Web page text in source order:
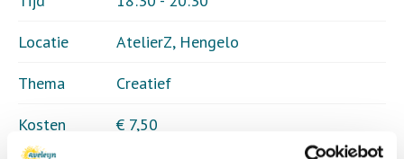
Locatie
AtelierZ, Hengelo
Thema
Creatief
Kosten
€ 7,50